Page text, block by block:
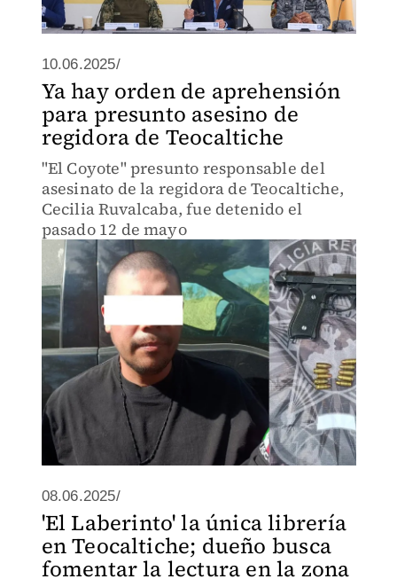
10.06.2025/
Ya hay orden de aprehensión
para presunto asesino de
regidora de Teocaltiche
"El Coyote" presunto responsable del
asesinato de la regidora de Teocaltiche,
Cecilia Ruvalcaba, fue detenido el
pasado 12 de mayo
08.06.2025/
'El Laberinto' la única librería
en Teocaltiche; dueño busca
fomentar la lectura en la zona